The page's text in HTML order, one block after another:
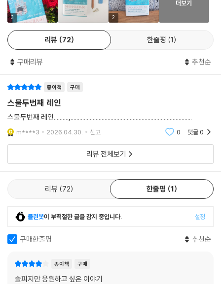
사람은 아버지였고 그다음은 레온이었지만, 이미 말했듯이 그때는 이번처
럼 끔찍하지 않았다. 그다음은 대학 입학 자격시험 후에 마를레네가 태국
으로 갔고, 같은 학년의 많은 아이들이 백팩을 짊어지고 오스트레일리아나
캐나다로 도망쳤다. 또 다른 아이들은 바로 대학교 공부를 시작하러 떠났
다. 이곳에 남은 아이들도 많았지만 나와 친구였던 아이는 없었다. 1년 후
에 마를레네가 돌아왔다. 그 후에는 이반이 떠났다. 마를레네는 혼자 암스
다. 대학 입학 자격시험 이후로 6년 내내, 친구들이 떠나고, 이사하고, 여행
를 돌보고, 마를레네나 레온이 가끔 방문하면 기뻐했다. 마치 할머니처럼.
--- p.104
엄마: 베를린으로 꺼져버려. 도대체 뭐가 문제인지 모르겠네.
나: 아니, 엄마. 열 살이면 예전에도 아이를 키우지 않았어. 그리고 돌봐줘
야 할 아이와 돌봐야 할 알코올중독자 엄마 사이에는 차이가 있어. 나는 첫
엄마: 흥, 하지만 여기가 지금 소원을 말하는 자리는 아니니까. 아이 기르기
나: 엄마는 아이를 기른 적이 없어. 그저 낳았을 뿐이지.
나: 이건 작별이야?
냄새, 여름밤의 공기까지, 소설은 틸다의 시선에서 포착한 일상의 감각들
을 또렷하게 그려낸다. 작가는 극적인 사건 없이도 인물의 고통과 회복, 성
장을 설득력 있게 풀어내며, 현실적인 설정과 섬세한 심리 묘사로 독자의
마음을 천천히, 그러나 깊이 파고든다. “독일에서 가장 성공한 작가가 되고
들 만큼, 이 작품은 단단하고 섬세하며 무엇보다 진실하다. 『스물두 번째
다.
가족이라는 무게를 짊어진 당신에게 건네는
“이제는 나를 위해 살아도 될까?”
소녀의 눈부신 분투를 그린 성장소설이다. 수영장이 일상의 피난처가 된
주인공 틸다는, 어린 여동생 이다와 알코올의존증인 엄마를 돌보며 살아간
아 레인을 스물두 번 돈다. 그러던 어느 날, 베를린의 한 대학에서 박사 과
든 얼굴을 보며 결심했던 ‘여기 남겠다’라는 선택은 그 가능성 앞에서 갈 곳
없을 텐데?’ 떠나야 한다는 사실을 알고 있지만, 쉽게 입 밖으로 꺼내지 못
한 말들은 그녀를 침묵 속에 가둔다. 이런 상황 속에서 빅토르가 나타나며
3 2
더보기
리뷰 72 한줄평 1
구매리뷰 추천순
종이책 구매
스물두번째 레인
스물두번째 레인..........,..................................................................................
m****3 2026.04.30. 신고 0 댓글0
리뷰 전체보기
리뷰 72 한줄평 1
클린봇이 부적절한 글을 감지 중입니다. 설정
구매한줄평 추천순
종이책 구매
슬피지만 응원하고 싶은 이야기